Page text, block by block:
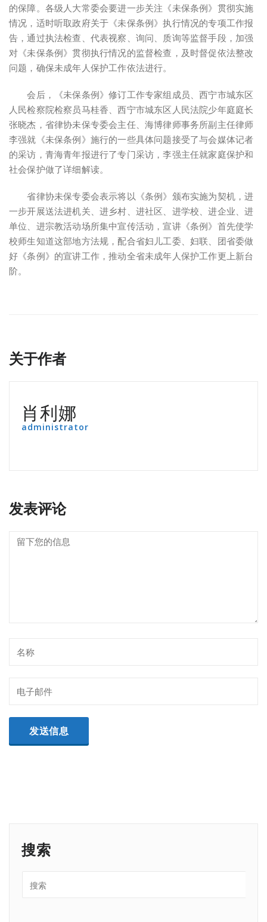
的保障。各级人大常委会要进一步关注《未保条例》贯彻实施
情况，适时听取政府关于《未保条例》执行情况的专项工作报
告，通过执法检查、代表视察、询问、质询等监督手段，加强
对《未保条例》贯彻执行情况的监督检查，及时督促依法整改
问题，确保未成年人保护工作依法进行。
会后，《未保条例》修订工作专家组成员、西宁市城东区
人民检察院检察员马桂香、西宁市城东区人民法院少年庭庭长
张晓杰，省律协未保专委会主任、海博律师事务所副主任律师
李强就《未保条例》施行的一些具体问题接受了与会媒体记者
的采访，青海青年报进行了专门采访，李强主任就家庭保护和
社会保护做了详细解读。
省律协未保专委会表示将以《条例》颁布实施为契机，进
一步开展送法进机关、进乡村、进社区、进学校、进企业、进
单位、进宗教活动场所集中宣传活动，宣讲《条例》首先使学
校师生知道这部地方法规，配合省妇儿工委、妇联、团省委做
好《条例》的宣讲工作，推动全省未成年人保护工作更上新台
阶。
关于作者
肖利娜
administrator
发表评论
搜索